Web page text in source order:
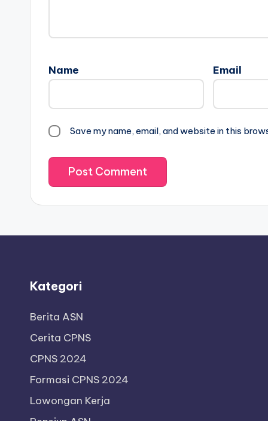
Name Email
Save my name, email, and website in this
Kategori
Berita ASN
Cerita CPNS
CPNS 2024
Formasi CPNS 2024
Lowongan Kerja